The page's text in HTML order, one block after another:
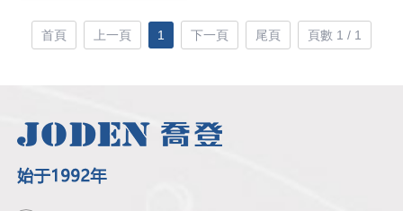
首頁 上一頁 1 下一頁 尾頁 頁數 1 / 1